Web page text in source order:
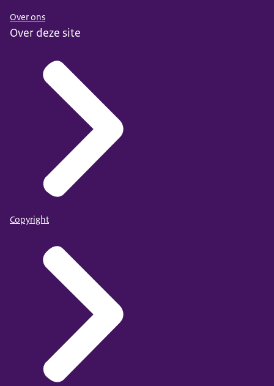
Over ons
Over deze site
Copyright